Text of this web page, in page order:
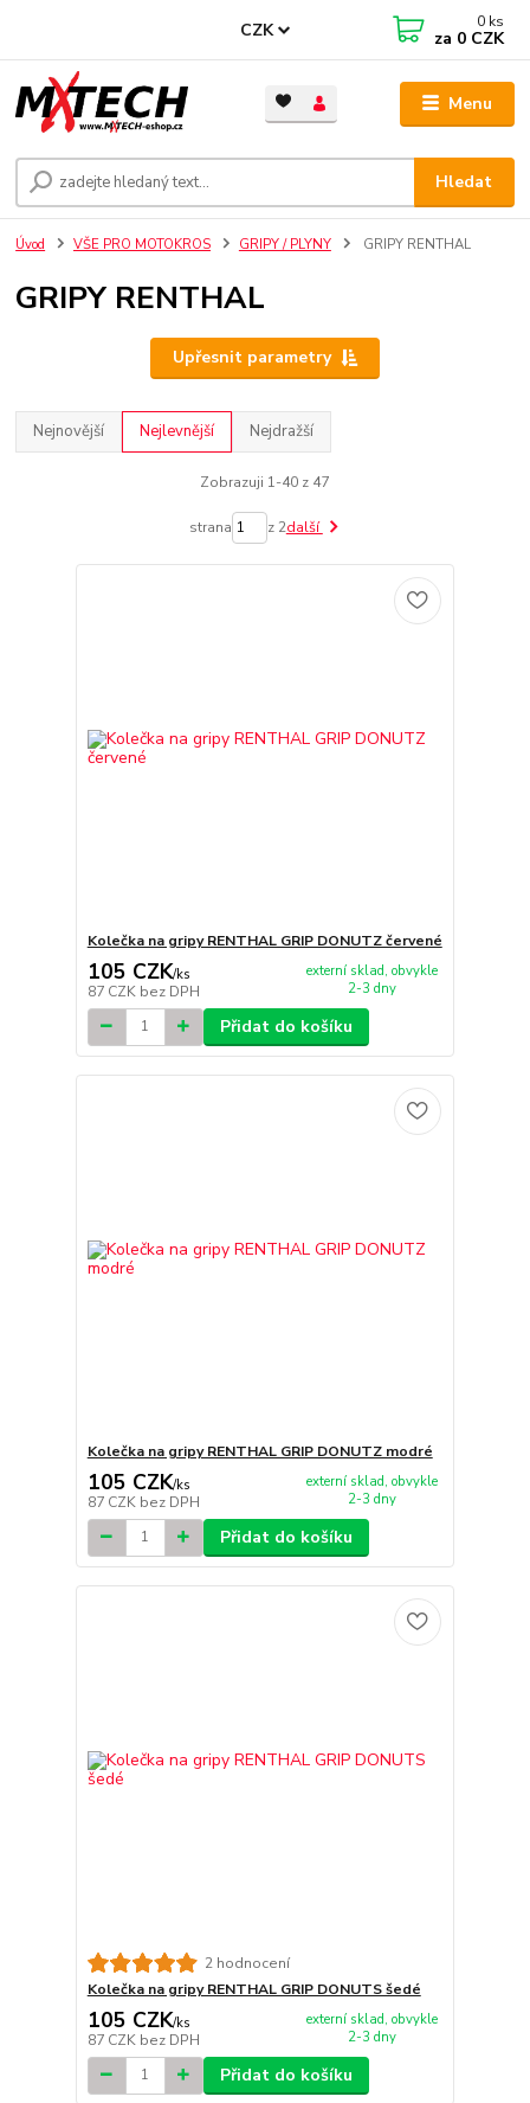
Menu
CZK
Hledat
0 ks
za 0 CZK
Úvod VŠE PRO MOTOKROS GRIPY / PLYNY GRIPY RENTHAL
GRIPY RENTHAL
Upřesnit parametry
Nejnovější Nejlevnější Nejdražší
Zobrazuji 1-40 z 47
strana z 2další
Kolečka na gripy RENTHAL GRIP DONUTZ červené
105 CZK/ks
87 CZK bez DPH
externí sklad, obvykle
2-3 dny
Přidat do košíku
Kolečka na gripy RENTHAL GRIP DONUTZ modré
105 CZK/ks
87 CZK bez DPH
externí sklad, obvykle
2-3 dny
Přidat do košíku
2 hodnocení
Kolečka na gripy RENTHAL GRIP DONUTS šedé
105 CZK/ks
87 CZK bez DPH
externí sklad, obvykle
2-3 dny
Přidat do košíku